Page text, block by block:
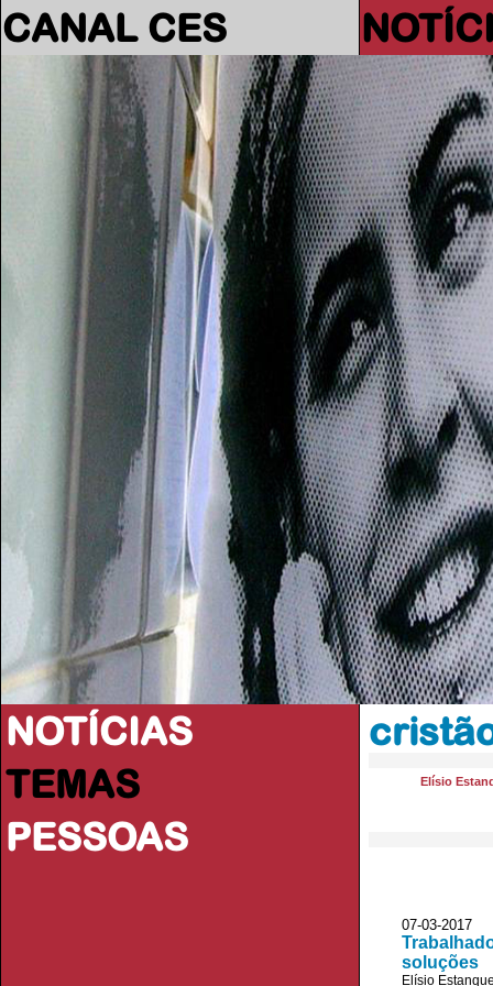
CANAL CES
NOTÍCIAS
TEMAS
PESSOAS
Elísio
07-03-2017
soluções
Elísio